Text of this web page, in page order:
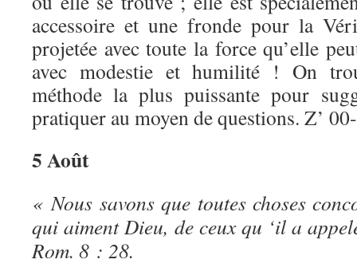
accessoire et une fronde pour la
projetée avec toute la force qu’elle
avec modestie et humilité ! On
méthode la plus puissante pour
pratiquer au moyen de questions. Z’
5 Août
« Nous savons que toutes choses
qui aiment Dieu, de ceux qu ‘il a
Rom. 8 : 28.